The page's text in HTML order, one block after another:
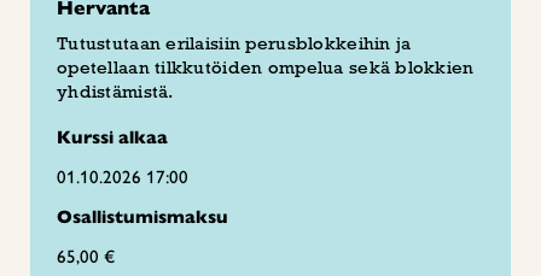
Hervanta
Tutustutaan erilaisiin perusblokkeihin ja
opetellaan tilkkutöiden ompelua sekä blokkien
yhdistämistä.
Kurssi alkaa
01.10.2026 17:00
Osallistumismaksu
65,00 €